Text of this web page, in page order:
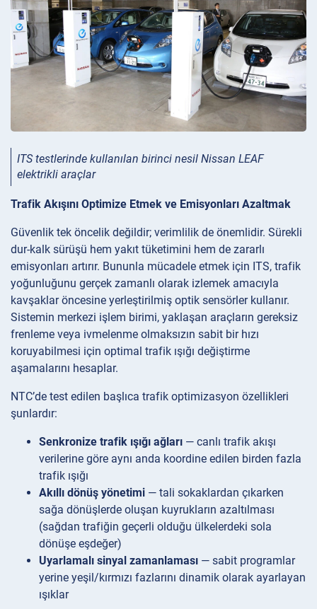
ITS testlerinde kullanılan birinci nesil Nissan LEAF
elektrikli araçlar
Trafik Akışını Optimize Etmek ve Emisyonları Azaltmak
Güvenlik tek öncelik değildir; verimlilik de önemlidir. Sürekli
dur-kalk sürüşü hem yakıt tüketimini hem de zararlı
emisyonları artırır. Bununla mücadele etmek için ITS, trafik
yoğunluğunu gerçek zamanlı olarak izlemek amacıyla
kavşaklar öncesine yerleştirilmiş optik sensörler kullanır.
Sistemin merkezi işlem birimi, yaklaşan araçların gereksiz
frenleme veya ivmelenme olmaksızın sabit bir hızı
koruyabilmesi için optimal trafik ışığı değiştirme
aşamalarını hesaplar.
NTC’de test edilen başlıca trafik optimizasyon özellikleri
şunlardır:
Senkronize trafik ışığı ağları — canlı trafik akışı
verilerine göre aynı anda koordine edilen birden fazla
trafik ışığı
Akıllı dönüş yönetimi — tali sokaklardan çıkarken
sağa dönüşlerde oluşan kuyrukların azaltılması
(sağdan trafiğin geçerli olduğu ülkelerdeki sola
dönüşe eşdeğer)
Uyarlamalı sinyal zamanlaması — sabit programlar
yerine yeşil/kırmızı fazlarını dinamik olarak ayarlayan
ışıklar